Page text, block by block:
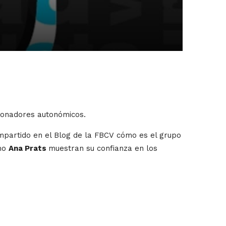
autonómicos.
en el Blog de la FBCV cómo es el grupo
Ana Prats muestran su confianza en los